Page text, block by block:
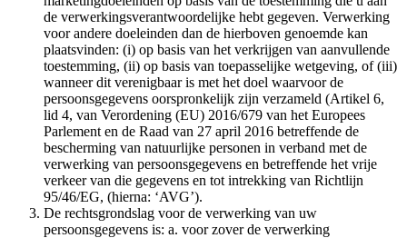
de verwerkingsverantwoordelijke hebt gegeven. Verwerking
voor andere doeleinden dan de hierboven genoemde kan
plaatsvinden: (i) op basis van het verkrijgen van aanvullende
toestemming, (ii) op basis van toepasselijke wetgeving, of (iii)
wanneer dit verenigbaar is met het doel waarvoor de
persoonsgegevens oorspronkelijk zijn verzameld (Artikel 6,
lid 4, van Verordening (EU) 2016/679 van het Europees
Parlement en de Raad van 27 april 2016 betreffende de
bescherming van natuurlijke personen in verband met de
verwerking van persoonsgegevens en betreffende het vrije
verkeer van die gegevens en tot intrekking van Richtlijn
95/46/EG, (hierna: ‘AVG’).
De rechtsgrondslag voor de verwerking van uw
persoonsgegevens is: a. voor zover de verwerking